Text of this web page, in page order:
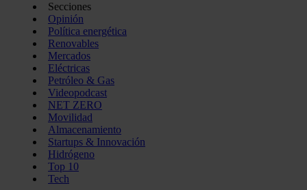
Secciones
Opinión
Política energética
Renovables
Mercados
Eléctricas
Petróleo & Gas
Videopodcast
NET ZERO
Movilidad
Almacenamiento
Startups & Innovación
Hidrógeno
Top 10
Tech